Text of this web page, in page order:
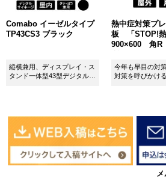
Comabo イーゼルタイプ
TP43CS3 ブラック
縦横兼用、ディスプレイ・ス
タンド一体型43型デジタルサ
熱中症対策プ
板 「STOP!
900×600 角R
今年も早目の対
対策を呼びかけ